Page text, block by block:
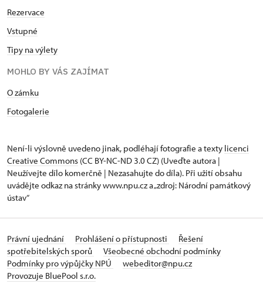
Rezervace
Vstupné
Tipy na výlety
MOHLO BY VÁS ZAJÍMAT
O zámku
Fotogalerie
Není-li výslovně uvedeno jinak, podléhají fotografie a texty licenci
Creative Commons (CC BY-NC-ND 3.0 CZ) (Uveďte autora |
Neužívejte dílo komerčně | Nezasahujte do díla). Při užití obsahu
uvádějte odkaz na stránky www.npu.cz a „zdroj: Národní památkový
ústav“
Právní ujednání Prohlášení o přístupnosti
Řešení
spotřebitelských sporů
Všeobecné obchodní podmínky
Podmínky pro výpůjčky NPÚ
webeditor@npu.cz
Provozuje BluePool s.r.o.